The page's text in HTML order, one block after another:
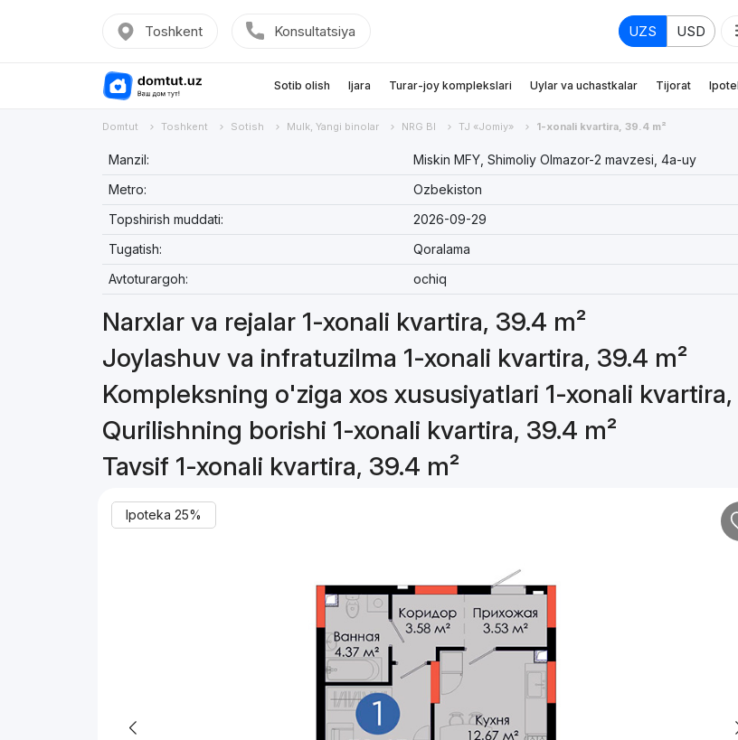
Toshkent Konsultatsiya UZS USD
Sotib olish Ijara Turar-joy komplekslari Uylar va uchastkalar Tijorat
Domtut Toshkent Sotish Mulk, Yangi binolar NRG BI TJ «Jomiy» 1-xonali kvartira, 39.4 m²
Manzil:
Miskin MFY, Shimoliy Olmazor-2 mavzesi, 4a-uy
Metro:
Ozbekiston
Topshirish muddati:
2026-09-29
Tugatish:
Qoralama
Avtoturargoh:
ochiq
Narxlar va rejalar 1-xonali kvartira, 39.4 m²
Joylashuv va infratuzilma 1-xonali kvartira, 39.4 m²
Kompleksning o'ziga xos xususiyatlari 1-xonali kvartira,
Qurilishning borishi 1-xonali kvartira, 39.4 m²
Tavsif 1-xonali kvartira, 39.4 m²
Ipoteka 25%